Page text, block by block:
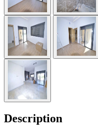
Description